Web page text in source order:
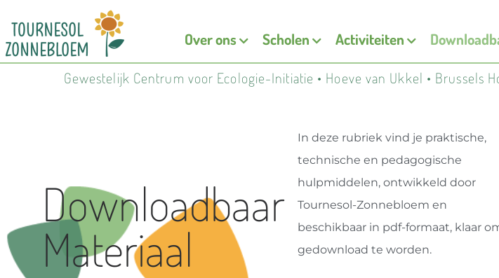
Over ons Scholen Activiteiten
Gewestelijk Centrum voor Ecologie-Initiatie • Hoeve van Ukkel • Brussels
Downloadbaar
Materiaal
In deze rubriek vind je praktische,
technische en pedagogische
hulpmiddelen, ontwikkeld door
Tournesol-Zonnebloem en
beschikbaar in pdf-formaat, klaar
gedownload te worden.